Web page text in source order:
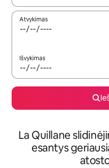
Atvykimas
Išvykimas
La Quillane
esantys